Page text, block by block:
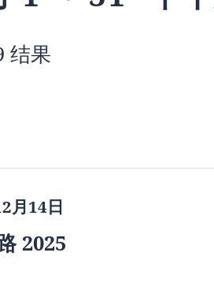
结果
月14日
2025